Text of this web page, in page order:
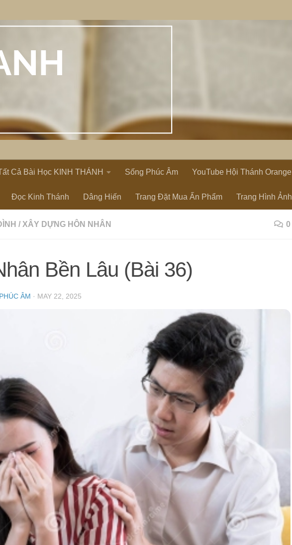
Cả Bài Học KINH THÁNH Sống Phúc Âm YouTube Hội Thánh Orange
Đọc Kinh Thánh Dâng Hiến Trang Đặt Mua Ấn Phẩm Trang Hình Ảnh
/ XÂY DỰNG HÔN NHÂN 0
Bền Lâu (Bài 36)
ÂM · MAY 22, 2025